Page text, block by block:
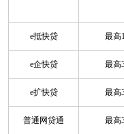
e抵快贷 最高
e企快贷 最高
e扩快贷 最高
普通网贷通 最高